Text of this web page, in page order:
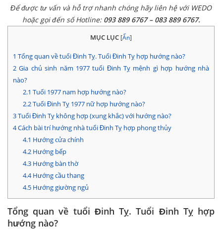
Để được tư vấn và hỗ trợ nhanh chóng hãy liên hệ với WEDO
hoặc gọi đến số Hotline: 093 889 6767 – 083 889 6767.
MỤC LỤC [Ẩn]
1 Tổng quan về tuổi Đinh Tỵ. Tuổi Đinh Tỵ hợp hướng nào?
2 Gia chủ sinh năm 1977 tuổi Đinh Tỵ mệnh gì hợp hướng nhà
nào?
2.1 Tuổi 1977 nam hợp hướng nào?
2.2Tuổi Đinh Tỵ 1977 nữ hợp hướng nào?
3Tuổi Đinh Tỵ không hợp (xung khắc) với hướng nào?
4Cách bài trí hướng nhà tuổi Đinh Tỵ hợp phong thủy
4.1 Hướng cửa chính
4.2Hướng bếp
4.3Hướng bàn thờ
4.4Hướng cầu thang
4.5Hướng giường ngủ
Tổng quan về tuổi Đinh Tỵ. Tuổi Đinh Tỵ hợp
hướng nào?